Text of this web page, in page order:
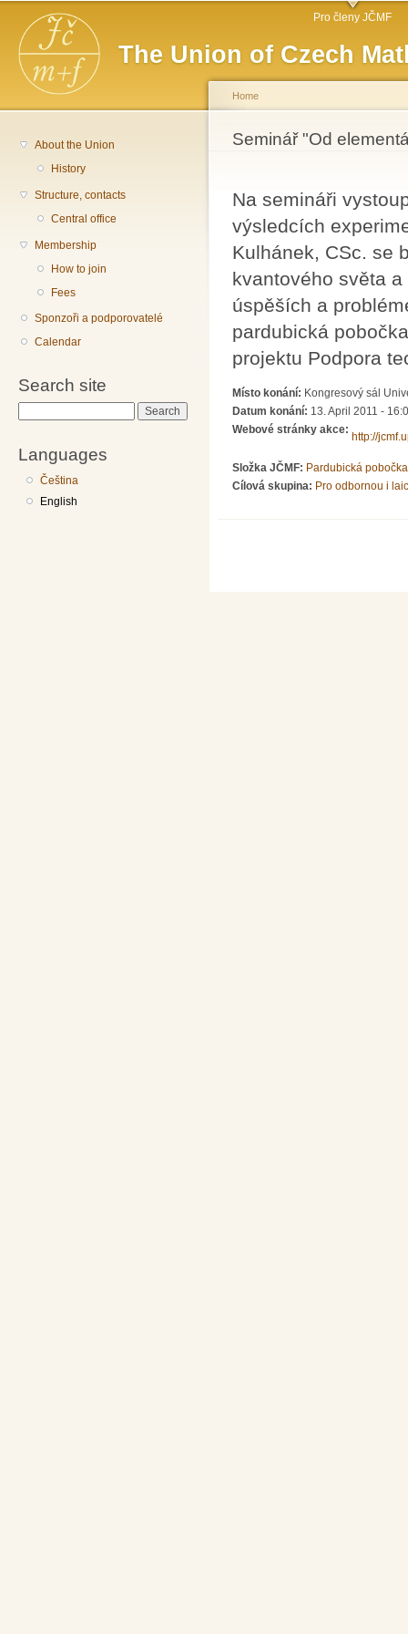
The Union of Czech
Main menu Pro členy JČMF
About the Union
History
Structure, contacts
Central office
Membership
How to join
Fees
Sponzoři a podporovatelé
Calendar
Search site
Languages
Čeština
English
You are here
Home
Seminář "Od
Na semináři
výsledcích
Kulhánek, CSc. se
kvantového světa
úspěších a
pardubická
projektu Podpora
Místo konání: Kongresový sál
Datum konání: 13. April 2011 -
Webové stránky akce:
http://
Složka JČMF: Pardubická pobočka
Cílová skupina: Pro odbornou i